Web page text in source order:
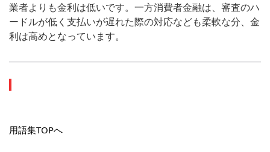
業者よりも金利は低いです。一方消費者金融は、審査のハ
ードルが低く支払いが遅れた際の対応なども柔軟な分、金
利は高めとなっています。
用語集TOPへ